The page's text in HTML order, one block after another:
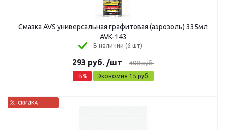
Cмазка AVS универсальная графитовая (аэрозоль) 335мл
AVK-143
В наличии (6 шт)
293 руб. /шт 308руб.
-5% Экономия 15 руб.